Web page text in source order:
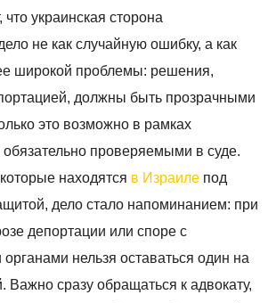
украинская сторона
не как случайную ошибку, а как
широкой проблемы: решения,
должны быть прозрачными
это возможно в рамках
обязательно проверяемыми в суде.
находятся в Израиле под
дело стало напоминанием: при
депортации или споре с
нельзя оставаться один на
Важно сразу обращаться к адвокату,